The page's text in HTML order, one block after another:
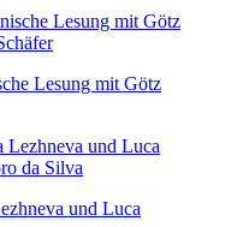
Lesung mit Götz
und Luca